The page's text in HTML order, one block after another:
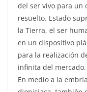
del ser vivo para un
resuelto. Estado
la Tierra, el ser
en un dispositivo
para la realización
infinita del mercado.
En medio a la